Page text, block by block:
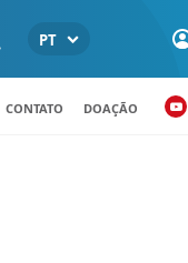
PT
CONTATO DOAÇÃO